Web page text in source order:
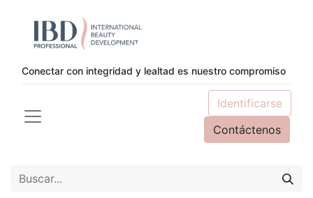
Conectar con integridad y lealtad es nuestro compromiso
Identificarse
Contáctenos